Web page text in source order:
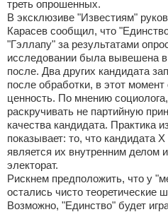
треть опрошенных.
В эксклюзиве "Известиям"
Карасев сообщил, что
"Гэллапу" за результатами
исследовании была вывешена
после. Два других кандидата
после обработки, в этот
ценность. По мнению
раскручивать не партийную
качества кандидата. Практика
показывает: то, что кандидата
является их внутренним делом
электорат.
Рискнем предположить, что у
остались чисто теоретические
Возможно, "Единство" будет